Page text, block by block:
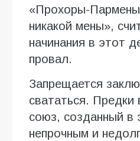
«Прохоры-
никакой мены»,
начинания в этот
провал.
Запрещается
свататься. Предки
союз, созданный в
непрочным и